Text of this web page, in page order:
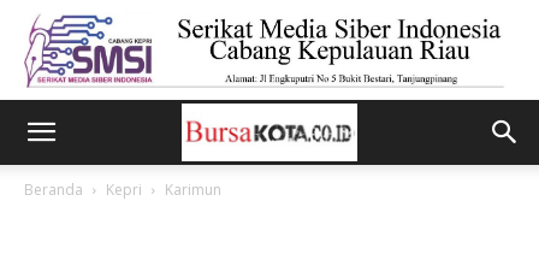
Beranda Kepri Karimun